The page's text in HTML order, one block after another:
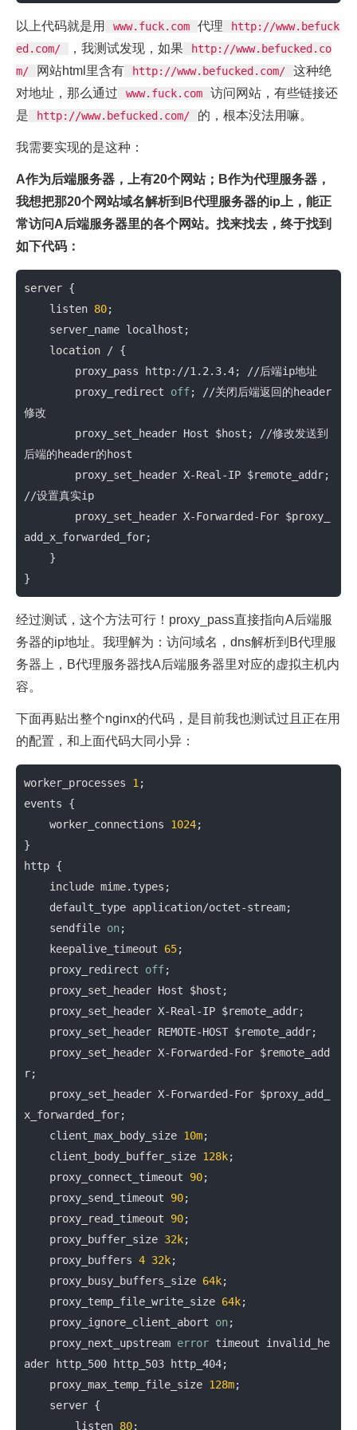
以上代码就是用 www.fuck.com 代理
http://www.befuck
ed.com/
，我测试发现，如果
http://www.befucked.co
m/
网站html里含有 http://www.befucked.com/
这种绝
对地址，那么通过
www.fuck.com
访问网站，有些链接还
是
http://www.befucked.com/ 的，根本没法用嘛。
我需要实现的是这种：
A作为后端服务器，上有20个网站；B作为代理服务器，
我想把那20个网站域名解析到B代理服务器的ip上，能正
常访问A后端服务器里的各个网站。找来找去，终于找到
如下代码：
server {
listen 80;
server_name localhost;
location / {
proxy_pass
http://1.2.3.4; //后端ip地址
proxy_redirect
off; //关闭后端返回的header
修改
proxy_set_header Host $host ; //修改发送到
后端的header的host
        proxy_set_header X-Real-IP
$remote_addr;
//设置真实ip
        proxy_set_header X-Forwarded-For
$proxy_
add_x_forwarded_for;
}
经过测试，这个方法可行！proxy_pass直接指向A后端服
务器的ip地址。我理解为：访问域名，dns解析到B代理服
务器上，B代理服务器找A后端服务器里对应的虚拟主机内
容。
下面再贴出整个nginx的代码，是目前我也测试过且正在用
的配置，和上面代码大同小异：
worker_processes 1
events {
worker_connections
1024;
http {
include mime.types;
default_type application/octet-stream;
sendfile on;
keepalive_timeout
65;
proxy_redirect
off;
proxy_set_header Host $host ;
proxy_set_header X-Real-IP $remote_addr;
proxy_set_header REMOTE-HOST $remote_addr;
proxy_set_header X-Forwarded-For $remote_add
r;
proxy_set_header X-Forwarded-For $proxy_add_
x_forwarded_for;
client_max_body_size 10m;
client_body_buffer_size 128k;
proxy_connect_timeout
90;
proxy_send_timeout
90;
proxy_read_timeout
90;
proxy_buffer_size 32k;
proxy_buffers 4 32k;
proxy_busy_buffers_size 64k;
proxy_temp_file_write_size 64k;
proxy_ignore_client_abort
on;
proxy_next_upstream error timeout invalid_he
ader http_500 http_503 http_404;
proxy_max_temp_file_size 128m;
server {
listen 80;